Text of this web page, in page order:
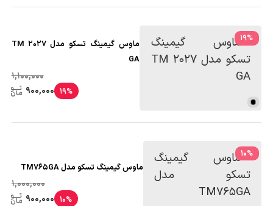
%
19
ماوس گیمینگ تسکو مدل TM 2027
GA
1,100,000
19%
900,000
%
10
ماوس گیمینگ تسکو مدل TM765GA
1,000,000
10%
900,000